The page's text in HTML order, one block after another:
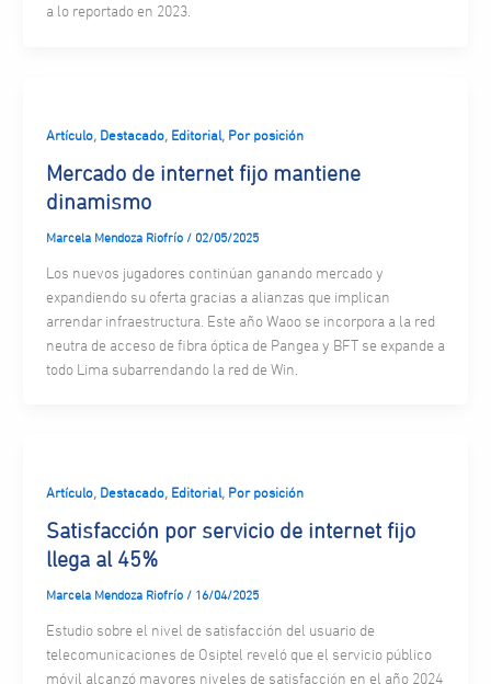
a lo reportado en 2023.
Artículo, Destacado, Editorial, Por posición
Mercado de internet fijo mantiene
dinamismo
Marcela Mendoza Riofrío / 02/05/2025
Los nuevos jugadores continúan ganando mercado y
expandiendo su oferta gracias a alianzas que implican
arrendar infraestructura. Este año Waoo se incorpora a la red
neutra de acceso de fibra óptica de Pangea y BFT se expande a
todo Lima subarrendando la red de Win.
Artículo, Destacado, Editorial, Por posición
Satisfacción por servicio de internet fijo
llega al 45%
Marcela Mendoza Riofrío / 16/04/2025
Estudio sobre el nivel de satisfacción del usuario de
telecomunicaciones de Osiptel reveló que el servicio público
móvil alcanzó mayores niveles de satisfacción en el año 2024